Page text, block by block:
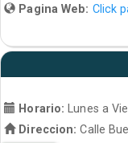
Pagina Web: Click
Horario:
Lunes a
Direccion: Calle